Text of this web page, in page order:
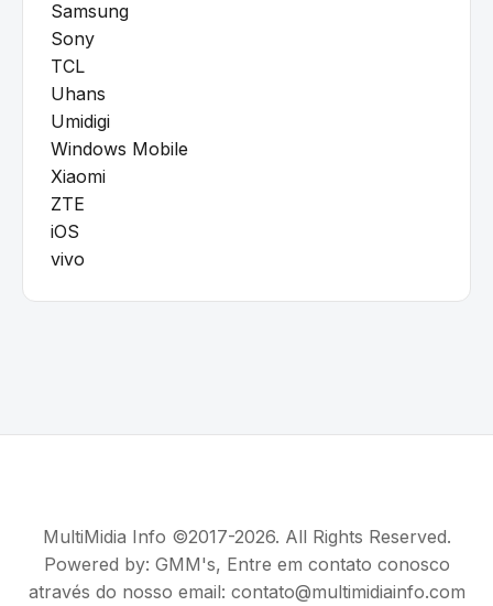
Samsung
Sony
TCL
Uhans
Umidigi
Windows Mobile
Xiaomi
ZTE
iOS
vivo
MultiMidia Info ©2017-2026. All Rights Reserved.
Powered by: GMM's, Entre em contato conosco
através do nosso email: contato@multimidiainfo.com